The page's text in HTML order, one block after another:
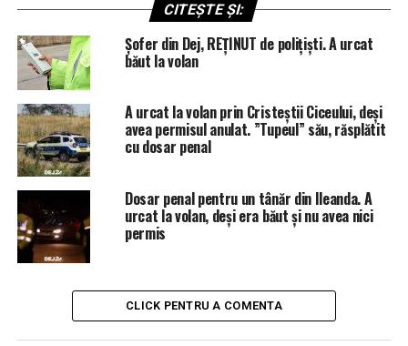
CITEȘTE ȘI:
Șofer din Dej, REȚINUT de polițiști. A urcat
băut la volan
A urcat la volan prin Cristeștii Ciceului, deși
avea permisul anulat. ”Tupeul” său, răsplătit
cu dosar penal
Dosar penal pentru un tânăr din Ileanda. A
urcat la volan, deși era băut și nu avea nici
permis
CLICK PENTRU A COMENTA